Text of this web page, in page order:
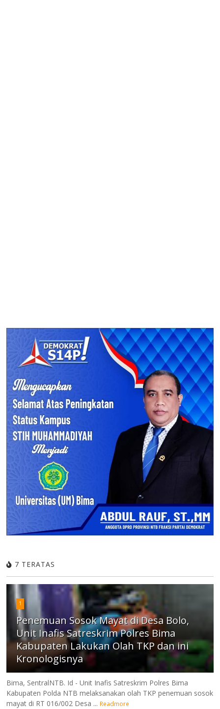
7 TERATAS
1
Penemuan Sosok Mayat di Desa Bolo,
Unit Inafis Satreskrim Polres Bima
Kabupaten Lakukan Olah TKP dan ini
Kronologisnya
Bima, SentralNTB. Id - Unit Inafis Satreskrim Polres Bima
Kabupaten Polda NTB melaksanakan olah TKP penemuan sosok
mayat di RT 016/002 Desa ... Readmore